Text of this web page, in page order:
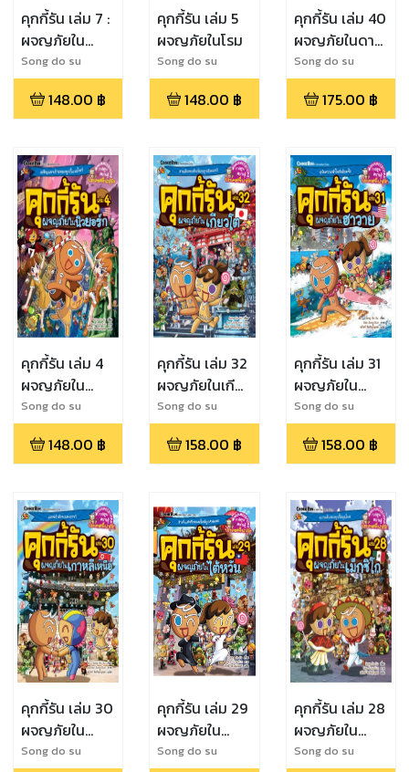
คุกกี้รัน เล่ม 7 :
ผจญภัยใน
เวียนนา
Song do su
148.00 ฿
คุกกี้รัน เล่ม 5
ผจญภัยในโรม
Song do su
148.00 ฿
คุกกี้รัน เล่ม 40
ผจญภัยในดานั
ง (eb)
Song do su
175.00 ฿
คุกกี้รัน เล่ม 4
ผจญภัยใน
นิวยอร์ก
Song do su
148.00 ฿
คุกกี้รัน เล่ม 32
ผจญภัยในเกียว
โต
Song do su
158.00 ฿
คุกกี้รัน เล่ม 31
ผจญภัยใน
ฮาวาย
Song do su
158.00 ฿
คุกกี้รัน เล่ม 30
ผจญภัยใน
เกาหลีเหนือ
Song do su
คุกกี้รัน เล่ม 29
ผจญภัยใน
ไต้หวัน
Song do su
คุกกี้รัน เล่ม 28
ผจญภัยใน
เม็กซิโก
Song do su